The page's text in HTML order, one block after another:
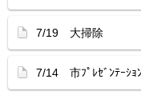
7/19 大掃除
7/14 市ﾌﾟﾚｾﾞﾝﾃｰｼｮ